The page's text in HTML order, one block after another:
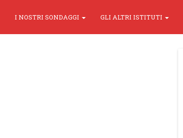
I NOSTRI SONDAGGI GLI ALTRI ISTITUTI